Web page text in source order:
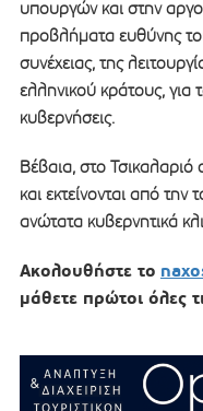
υπουργών και στην
προβλήματα ευθύνης
συνέχειας, της
ελληνικού κράτους, για
κυβερνήσεις.
Βέβαια, στο Τσικαλαριό
και εκτείνονται από την
ανώτατα κυβερνητικά
Ακολουθήστε το
μάθετε πρώτοι όλες